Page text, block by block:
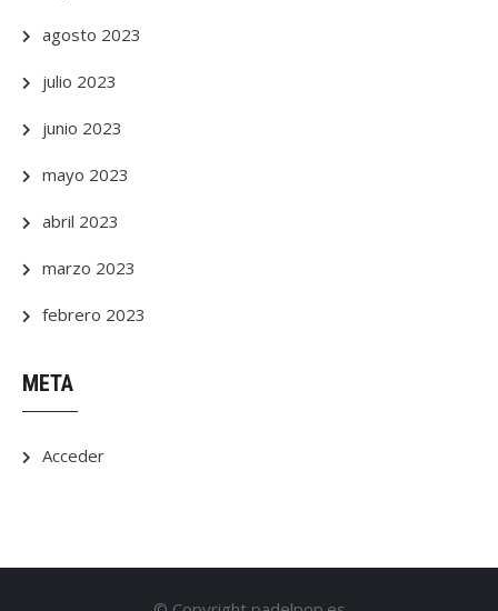
agosto 2023
julio 2023
junio 2023
mayo 2023
abril 2023
marzo 2023
febrero 2023
META
Acceder